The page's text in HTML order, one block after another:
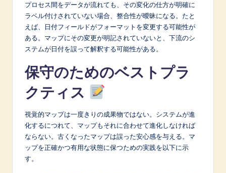
プロセス間をデータが流れても、その変化の仕方が明確に
ラベル付けされていない場合、整合性が曖昧になる。たと
えば、日付フィールドがフォーマットを変更する可能性が
ある。マップにその変更が明記されていないと、下流のシ
ステムが日付を誤って解釈する可能性がある。
保守のためのベストプラ
クティス
視覚的マップは一度きりの成果物ではない。システムが進
化するにつれて、マップもそれに合わせて進化しなければ
ならない。古くなったマップは誤った安心感を与える。マ
ップを正確かつ有用な状態に保つための実践を以下に示
す。